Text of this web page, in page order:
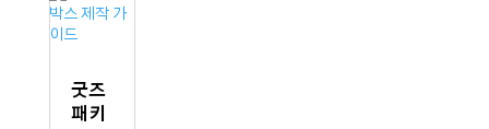
굿즈
패키